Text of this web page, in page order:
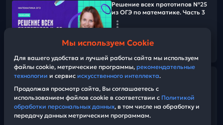
Решение всех прототипов №25
из ОГЭ по математике. Часть 3
25 апреля 2024 г., 15:46
Решение всех прототипов №25
ОГЭ ПО МАТЕМАТИКЕ С НАСТЕЙ
24 апреля 2024 г., 17:16
Мы используем Cookie
Для вашего удобства и лучшей работы сайта мы используем
файлы cookie, метрические программы, рекомендательные
технологии и сервис искусственного интеллекта.
Продолжая просмотр сайта, Вы соглашаетесь с
использованием файлов cookie в соответствии с Политикой
обработки персональных данных, в том числе на обработку и
передачу данных метрическим программам.